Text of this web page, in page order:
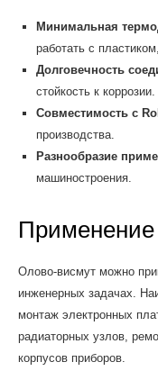
Минимальная
работать с
Долговечность
стойкость к коррозии.
Совместимость с
производства.
Разнообразие
машиностроения.
Применение
Олово-висмут можно
инженерных задачах.
монтаж электронных
радиаторных узлов,
корпусов приборов.